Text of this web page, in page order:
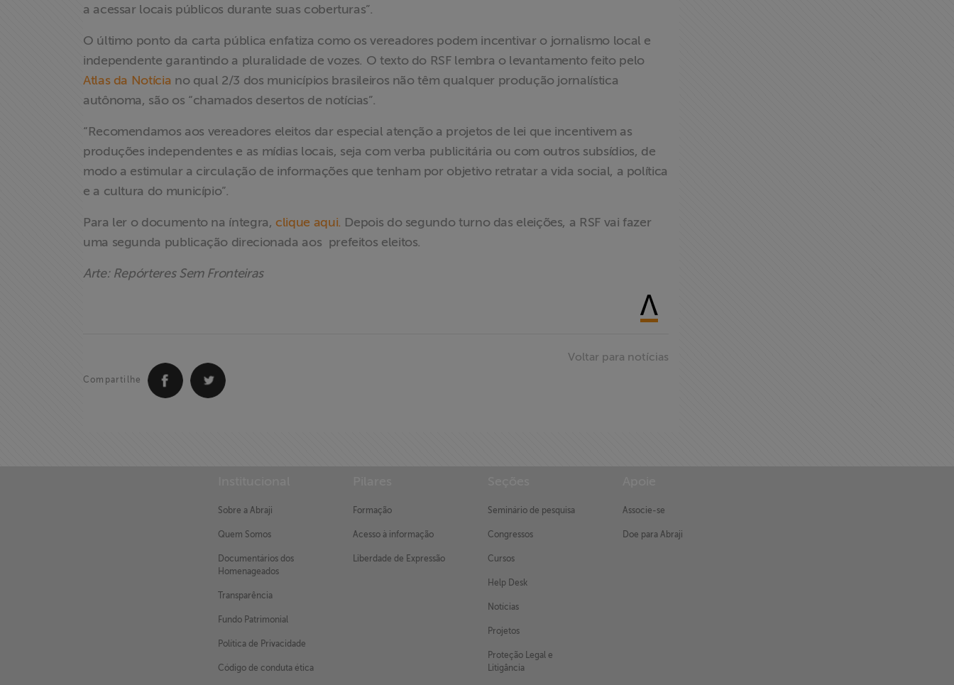
a acessar locais públicos durante suas coberturas”.
O último ponto da carta pública enfatiza como os vereadores podem incentivar o jornalismo local e
independente garantindo a pluralidade de vozes. O texto do RSF lembra o levantamento feito pelo
Atlas da Notícia no qual 2/3 dos municípios brasileiros não têm qualquer produção jornalística
autônoma, são os “chamados desertos de notícias”.
“Recomendamos aos vereadores eleitos dar especial atenção a projetos de lei que incentivem as
produções independentes e as mídias locais, seja com verba publicitária ou com outros subsídios, de
modo a estimular a circulação de informações que tenham por objetivo retratar a vida social, a política
e a cultura do município”.
Para ler o documento na íntegra,clique aqui. Depois do segundo turno das eleições, a RSF vai fazer
uma segunda publicação direcionada aos prefeitos eleitos.
Arte: Repórteres Sem Fronteiras
Compartilhe
Voltar para notícias
Sobre a Abraji
Quem Somos
Documentários dos
Homenageados
Transparência
Fundo Patrimonial
Política de Privacidade
Código de conduta ética
Formação
Acesso à informação
Liberdade de Expressão
Seminário de pesquisa
Congressos
Cursos
Help Desk
Notícias
Projetos
Proteção Legal e
Litigância
Associe-se
Doe para Abraji